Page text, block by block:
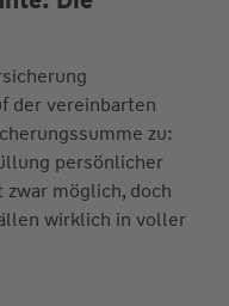
der vereinbarten
zu:
persönlicher
zwar möglich, doch
wirklich in voller